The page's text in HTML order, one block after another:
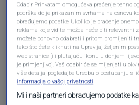
Oglas
Odabir Prihvatam omogućava praćenje
podrška dolje prikazanim svrhama na osnovu
obrađujemo podatke Ukoliko je praćenje
reklama koje vidite možda neće biti relevantni
možete ponovno odabrati i pritom promijeniti
tako što ćete kliknuti na Upravljaj željenim
web stranice [ili plutajuću ikonu u donjem
je primjenjivo]. Vaš odabir će se mijenjati u
više detalja, pogledajte Uredbu o postupanju s
informacija o vašoj privatnosti
Mi i naši partneri obrađujemo podatke